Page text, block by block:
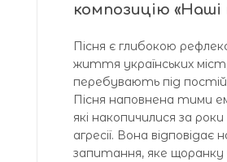
композицію «Наші
Пісня є глибокою
життя українських
перебувають під
Пісня наповнена тими
які накопичилися за
агресії. Вона відповідає
запитання, яке щоранку